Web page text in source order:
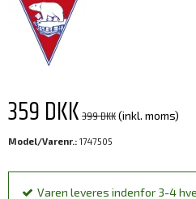
359 DKK399 DKK(inkl. moms)
Model/Varenr.: 1747505
Varen leveres indenfor 3-4